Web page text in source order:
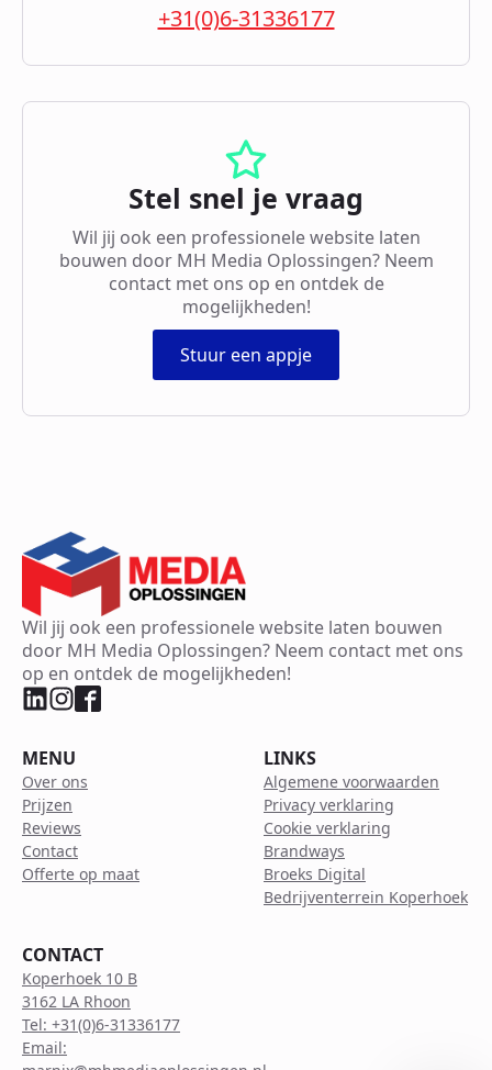
+31(0)6-31336177
Stel snel je vraag
Wil jij ook een professionele website laten
bouwen door MH Media Oplossingen? Neem
contact met ons op en ontdek de
mogelijkheden!
Stuur een appje
Wil jij ook een professionele website laten bouwen
door MH Media Oplossingen? Neem contact met ons
op en ontdek de mogelijkheden!
MENU
Over ons
Prijzen
Reviews
Contact
Offerte op maat
LINKS
Algemene voorwaarden
Privacy verklaring
Cookie verklaring
Brandways
Broeks Digital
Bedrijventerrein Koperhoek
CONTACT
Koperhoek 10 B
3162 LA Rhoon
Tel: +31(0)6-31336177
Email: